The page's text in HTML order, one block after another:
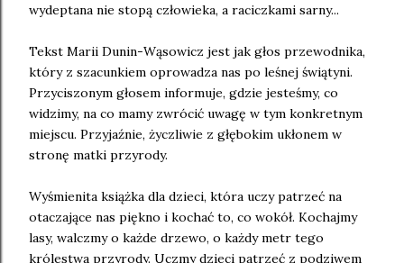
wydeptana nie stopą człowieka, a raciczkami sarny...
Tekst Marii Dunin-Wąsowicz jest jak głos przewodnika,
który z szacunkiem oprowadza nas po leśnej świątyni.
Przyciszonym głosem informuje, gdzie jesteśmy, co
widzimy, na co mamy zwrócić uwagę w tym konkretnym
miejscu. Przyjaźnie, życzliwie z głębokim ukłonem w
stronę matki przyrody.
Wyśmienita książka dla dzieci, która uczy patrzeć na
otaczające nas piękno i kochać to, co wokół. Kochajmy
lasy, walczmy o każde drzewo, o każdy metr tego
królestwa przyrody. Uczmy dzieci patrzeć z podziwem